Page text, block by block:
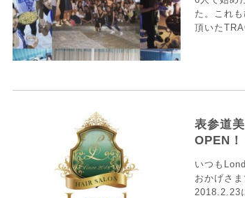
た。これ
頂いた
表参道
OPEN！
いつも
おかげさ
2018.2.23